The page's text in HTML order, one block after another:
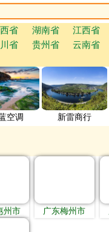
省 湖南省 江西省
省 贵州省 云南省
空调 新雷商行
州市 广东梅州市